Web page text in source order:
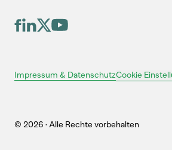
Impressum & DatenschutzCookie
© 2026 · Alle Rechte vorbehalten